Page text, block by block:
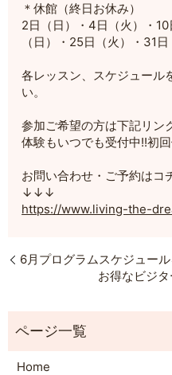
＊休館（終日お休み）
2日（日）・4日（火）・
（日）・25日（火）・31日
各レッスン、スケジュール
い。
参加ご希望の方は下記リン
体験もいつでも受付中!!初
お問い合わせ・ご予約はコ
↓↓↓
https://www.living-the-
6月プログラムスケジュー
お得なビジ
Home